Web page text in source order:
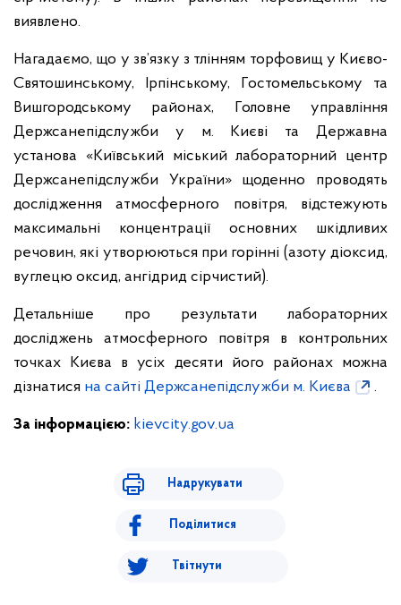
виявлено.
Нагадаємо, що у зв’язку з тлінням торфовищ у Києво-
Святошинському, Ірпінському, Гостомельському та
Вишгородському районах, Головне управління
Держсанепідслужби у м. Києві та Державна
установа «Київський міський лабораторний центр
Держсанепідслужби України» щоденно проводять
дослідження атмосферного повітря, відстежують
максимальні концентрації основних шкідливих
речовин, які утворюються при горінні (азоту діоксид,
вуглецю оксид, ангідрид сірчистий).
Детальніше про результати лабораторних
досліджень атмосферного повітря в контрольних
точках Києва в усіх десяти його районах можна
дізнатися на сайті Держсанепідслужби м. Києва .
За інформацією: kievcity.gov.ua
Надрукувати
Поділитися
Твітнути